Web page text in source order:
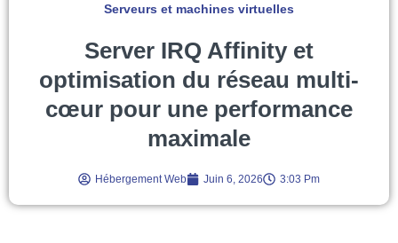
Serveurs et machines virtuelles
Server IRQ Affinity et
optimisation du réseau multi-
cœur pour une performance
maximale
Hébergement Web Juin 6, 2026 3:03 Pm